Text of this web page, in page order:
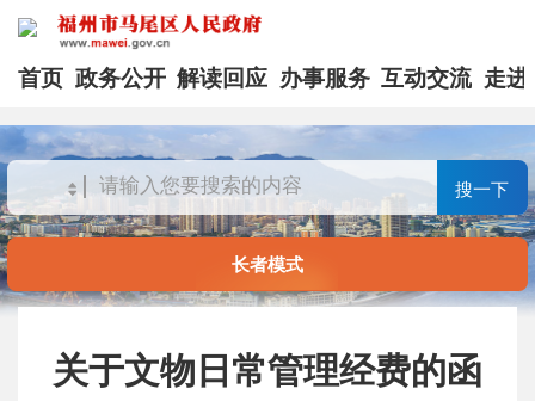
首页 政务公开 解读回应 办事服务 互动交流 走进
搜一下
长者模式
关于文物日常管理经费的函